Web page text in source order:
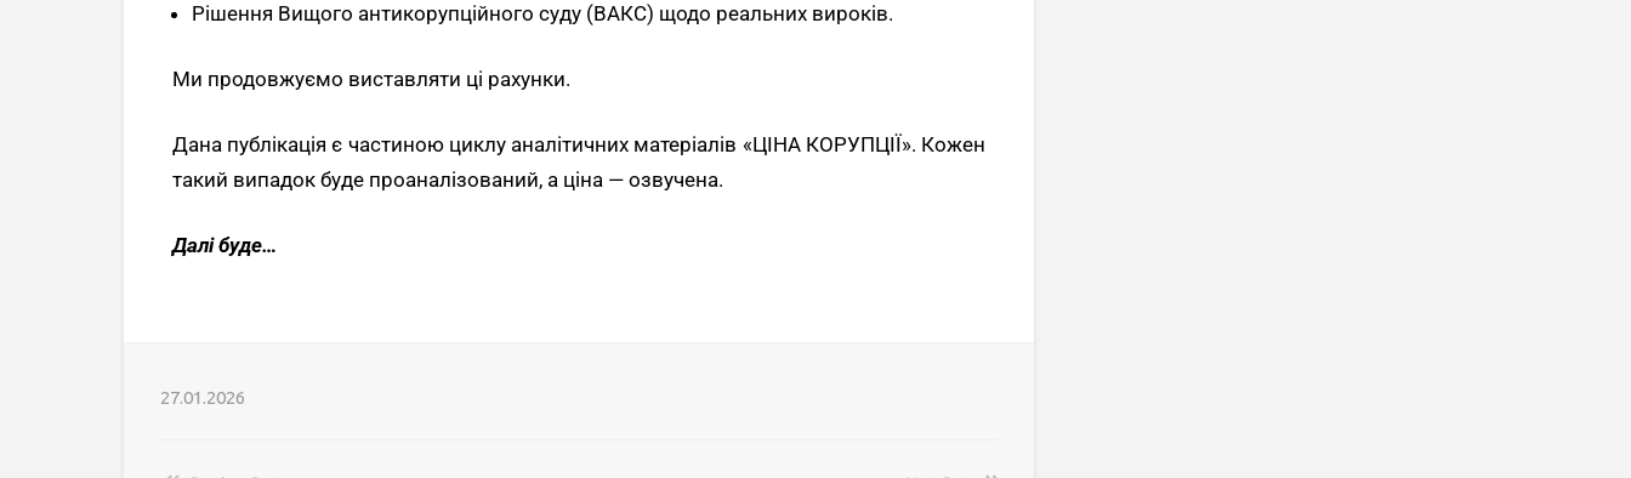
Рішення Вищого антикорупційного суду (ВАКС) щодо реальних вироків.
Ми продовжуємо виставляти ці рахунки.
Дана публікація є частиною циклу аналітичних матеріалів «ЦІНА КОРУПЦІЇ». Кожен
такий випадок буде проаналізований, а ціна — озвучена.
Далі буде…
27.01.2026